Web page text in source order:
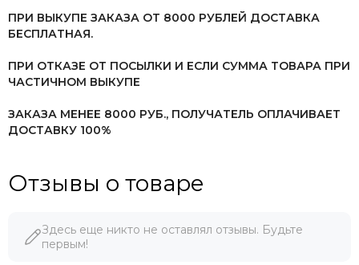
ПРИ ВЫКУПЕ ЗАКАЗА ОТ 8000 РУБЛЕЙ ДОСТАВКА
БЕСПЛАТНАЯ.
ПРИ ОТКАЗЕ ОТ ПОСЫЛКИ И ЕСЛИ СУММА ТОВАРА ПРИ
ЧАСТИЧНОМ ВЫКУПЕ
ЗАКАЗА МЕНЕЕ 8000 РУБ., ПОЛУЧАТЕЛЬ ОПЛАЧИВАЕТ
ДОСТАВКУ 100%
Отзывы о товаре
Здесь еще никто не оставлял отзывы. Будьте
первым!